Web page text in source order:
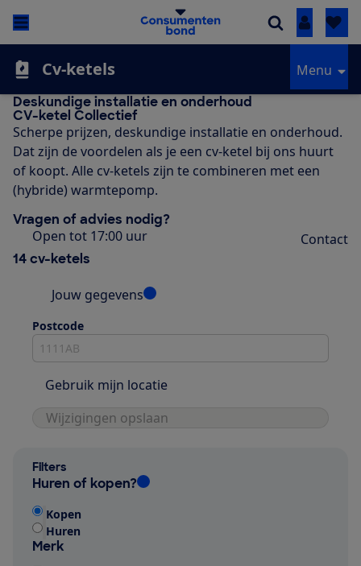
Inloggen
Cv-ketels Menu
Deskundige installatie en onderhoud
CV-ketel Collectief
Scherpe prijzen, deskundige installatie en onderhoud.
Dat zijn de voordelen als je een cv-ketel bij ons huurt
of koopt. Alle cv-ketels zijn te combineren met een
(hybride) warmtepomp.
Vragen of advies nodig?
Open tot 17:00 uur Contact
14 cv-ketels
Jouw gegevens
Postcode
Gebruik mijn locatie
Wijzigingen opslaan
Filters
Huren of kopen?
Kopen
Huren
Merk